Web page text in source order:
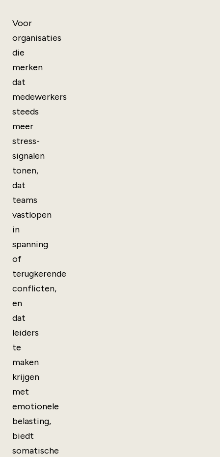
Voor
organisaties
die
merken
dat
medewerkers
steeds
meer
stress-
signalen
tonen,
dat
teams
vastlopen
in
spanning
of
terugkerende
conflicten,
en
dat
leiders
te
maken
krijgen
met
emotionele
belasting,
biedt
somatische